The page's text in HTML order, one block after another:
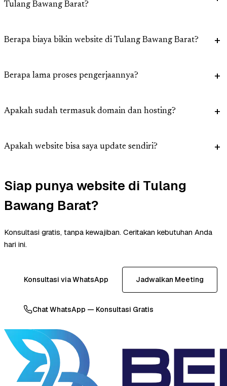
Tulang Bawang Barat?
Berapa biaya bikin website di Tulang Bawang Barat?
Berapa lama proses pengerjaannya?
Apakah sudah termasuk domain dan hosting?
Apakah website bisa saya update sendiri?
Siap punya website di Tulang
Bawang Barat?
Konsultasi gratis, tanpa kewajiban. Ceritakan kebutuhan Anda
hari ini.
Konsultasi via WhatsApp Jadwalkan Meeting
Chat WhatsApp — Konsultasi Gratis